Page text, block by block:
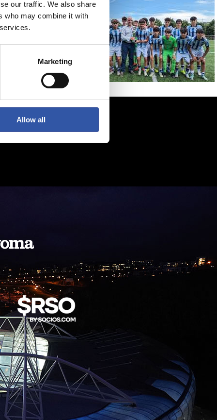
our traffic. We also share
who may combine it with
Marketing
Allow all